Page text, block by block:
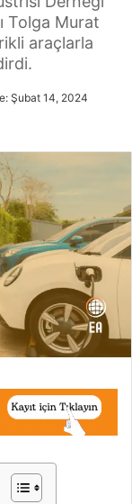
Tolga Murat
araçlarla
Şubat 14, 2024